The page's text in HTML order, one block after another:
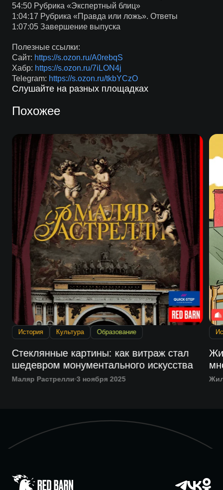
54:50 Рубрика «Экспертный блиц»
1:04:17 Рубрика «Правда или ложь». Ответы
1:07:05 Завершение выпуска
Полезные ссылки:
Сайт: https://s.ozon.ru/A0rebqS
Хабр: https://s.ozon.ru/7iLON4j
Telegram: https://s.ozon.ru/tkbYCzO
Слушайте на разных площадках
Похожее
История Культура Образование
Стеклянные картины: как витраж стал
шедевром монументального искусства
Маляр Растрелли 3 ноября 2025